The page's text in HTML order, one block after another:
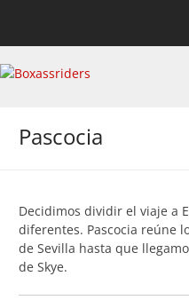
Boxassriders
Viajes, rutas y eventos
Pascocia
Decidimos dividir el viaje a
diferentes. Pascocia reúne
de Sevilla hasta que
de Skye.